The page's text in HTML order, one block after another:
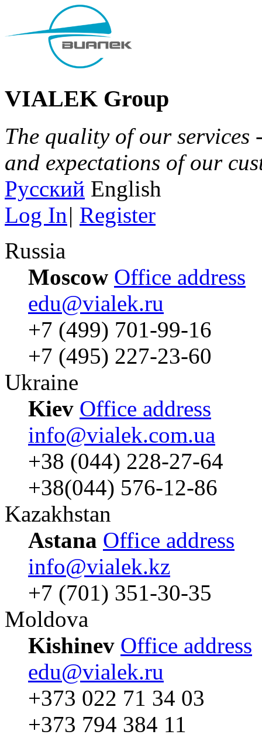
VIALEK Group
The quality of our services
and expectations of our
Русский English
Log In| Register
Russia
Moscow Office address
edu@vialek.ru
+7 (499) 701-99-16
+7 (495) 227-23-60
Ukraine
Kiev Office address
info@vialek.com.ua
+38 (044) 228-27-64
+38(044) 576-12-86
Kazakhstan
Astana Office address
info@vialek.kz
+7 (701) 351-30-35
Moldova
Kishinev Office address
edu@vialek.ru
+373 022 71 34 03
+373 794 384 11